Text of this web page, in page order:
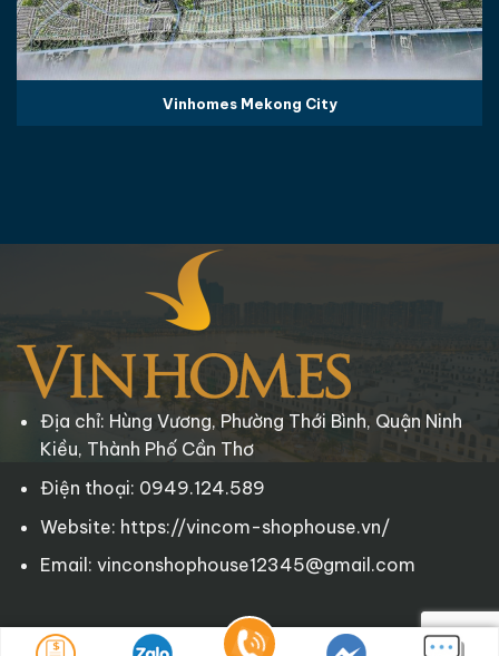
Vinhomes Mekong City
Địa chỉ: Hùng Vương, Phường Thới Bình, Quận Ninh
Kiều, Thành Phố Cần Thơ
Điện thoại: 0949.124.589
Website: https://vincom-shophouse.vn/
Email: vinconshophouse12345@gmail.com
Copyright © 2025 Vincom-Shophouse.vn . All rights reserved.